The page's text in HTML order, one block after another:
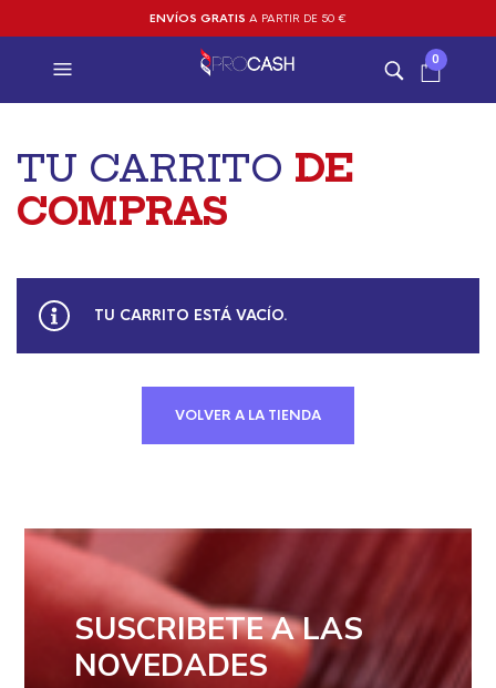
ENVÍOS GRATIS A PARTIR DE 50 €
0
TU CARRITO DE
COMPRAS
TU CARRITO ESTÁ VACÍO.
VOLVER A LA TIENDA
SUSCRIBETE A LAS
NOVEDADES